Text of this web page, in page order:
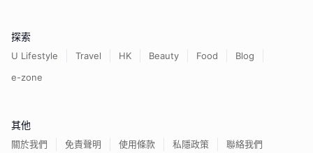
探索
U Lifestyle Travel HK Beauty Food
Blog
e-zone
其他
關於我們 免責聲明 使用條款 私隱政策 聯絡我們